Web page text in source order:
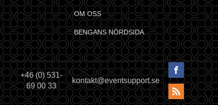
OM OSS
BENGANS NÖRDSIDA
+46 (0) 531-
69 00 33
kontakt@eventsupport.se